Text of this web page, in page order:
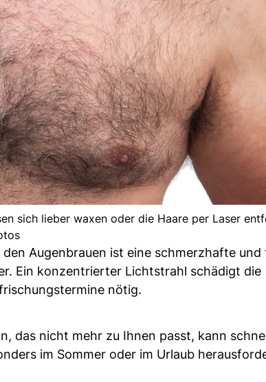
sich lieber waxen oder die Haare per Laser
Augenbrauen ist eine schmerzhafte und
Ein konzentrierter Lichtstrahl schädigt die
nötig.
das nicht mehr zu Ihnen passt, kann
im Sommer oder im Urlaub